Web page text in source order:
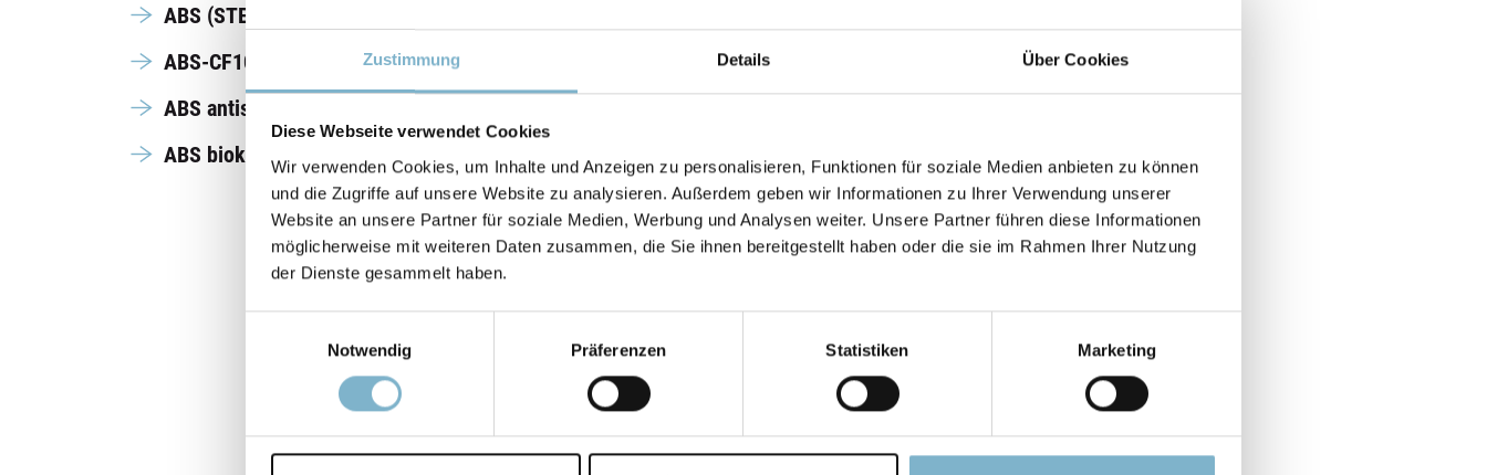
Zustimmung Details Über Cookies
Diese Webseite verwendet Cookies
Wir verwenden Cookies, um Inhalte und Anzeigen zu personalisieren, Funktionen für soziale Medien anbieten zu können
und die Zugriffe auf unsere Website zu analysieren. Außerdem geben wir Informationen zu Ihrer Verwendung unserer
Website an unsere Partner für soziale Medien, Werbung und Analysen weiter. Unsere Partner führen diese Informationen
möglicherweise mit weiteren Daten zusammen, die Sie ihnen bereitgestellt haben oder die sie im Rahmen Ihrer Nutzung
der Dienste gesammelt haben.
Notwendig
Präferenzen Statistiken Marketing
ABS (STEP-Technologie)
ABS-CF10
ABS antistatisch
ABS biokompatibel
flammhemmend
PA 11
PA 12(FDM-Technologie)
PA 12 by Evonik
Technologie)
PA12 CARBON FIBER